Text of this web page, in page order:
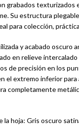
grabados texturizados
Su estructura
para colección,
y acabado oscuro
en relieve intercalado
de precisión en los
el extremo inferior para
completamente
la hoja: Gris oscuro